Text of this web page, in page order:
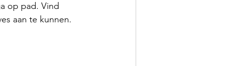
op pad. Vind
aan te kunnen.